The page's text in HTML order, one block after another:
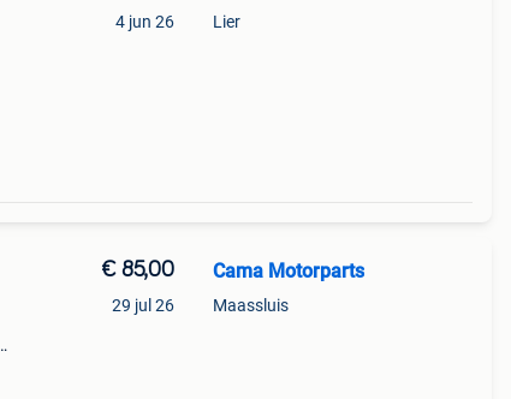
4 jun 26 Lier
€ 85,00
29 jul 26
Cama Motorparts
Maassluis